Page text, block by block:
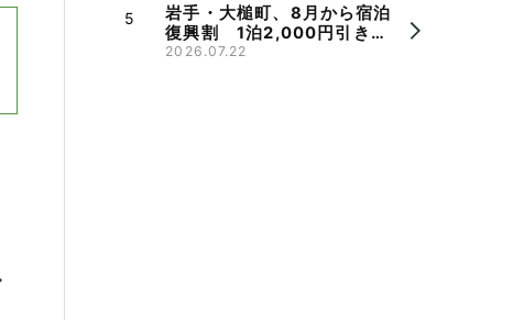
岩手・大槌町、8月から宿泊
復興割 1泊2,000円引き、
県旅割併用で最大9,000円
2026.07.22